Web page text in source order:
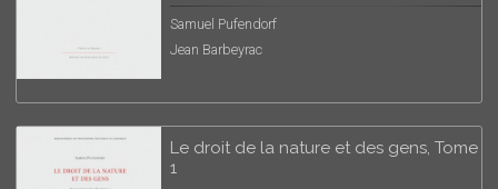
Samuel Pufendorf
Jean Barbeyrac
Le droit de la nature et des gens, Tome
1